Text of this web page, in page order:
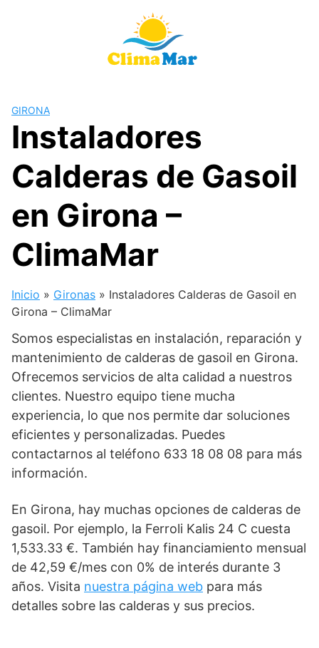
GIRONA
Instaladores
Calderas de Gasoil
en Girona –
ClimaMar
Inicio » Gironas » Instaladores Calderas de Gasoil en
Girona – ClimaMar
Somos especialistas en instalación, reparación y
mantenimiento de calderas de gasoil en Girona.
Ofrecemos servicios de alta calidad a nuestros
clientes. Nuestro equipo tiene mucha
experiencia, lo que nos permite dar soluciones
eficientes y personalizadas. Puedes
contactarnos al teléfono 633 18 08 08 para más
información.
En Girona, hay muchas opciones de calderas de
gasoil. Por ejemplo, la Ferroli Kalis 24 C cuesta
1,533.33 €. También hay financiamiento mensual
de 42,59 €/mes con 0% de interés durante 3
años. Visita nuestra página web para más
detalles sobre las calderas y sus precios.